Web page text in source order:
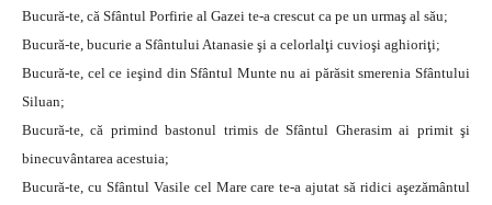
Bucură-te, că Sfântul Porfirie al Gazei te-a crescut ca pe un urmaş al său;
Bucură-te, bucurie a Sfântului Atanasie şi a celorlalţi cuvioşi aghioriţi;
Bucură-te, cel ce ieşind din Sfântul Munte nu ai părăsit smerenia Sfântului
Siluan;
Bucură-te, că primind bastonul trimis de Sfântul Gherasim ai primit şi
binecuvântarea acestuia;
Bucură-te, cu Sfântul Vasile cel Mare care te-a ajutat să ridici aşezământul